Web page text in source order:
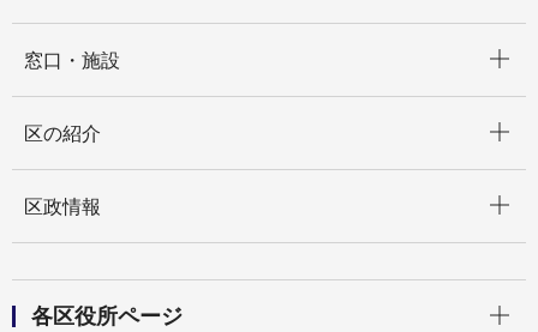
窓口・施設
区の紹介
区政情報
各区役所ページ